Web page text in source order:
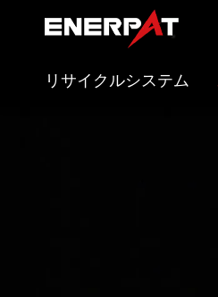
リサイクルシステム